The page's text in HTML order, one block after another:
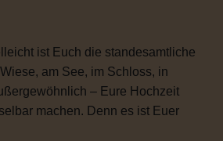
ist Euch die standesamtliche
am See, im Schloss, in
– Eure Hochzeit
machen. Denn es ist Euer